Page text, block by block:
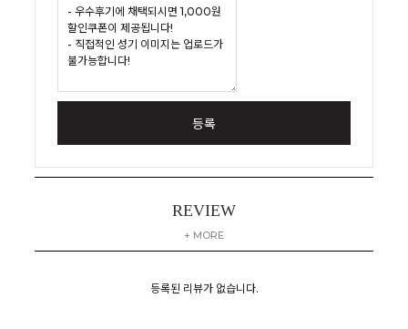
등록
REVIEW
+ MORE
등록된 리뷰가 없습니다.